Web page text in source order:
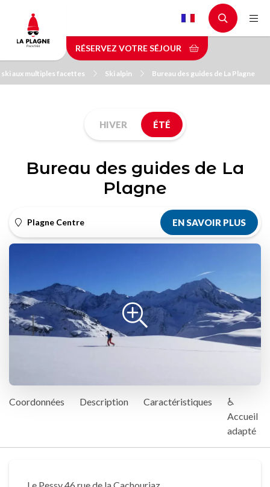
contenu
principal
RÉSERVEZ VOTRE SÉJOUR
ski aux multiples facettes Ski alpin Bureau des guides de La Plagne
HIVER ÉTÉ
Bureau des guides de La
Plagne
Plagne Centre EN SAVOIR PLUS
Coordonnées Description Caractéristiques
♿
Accueil
adapté